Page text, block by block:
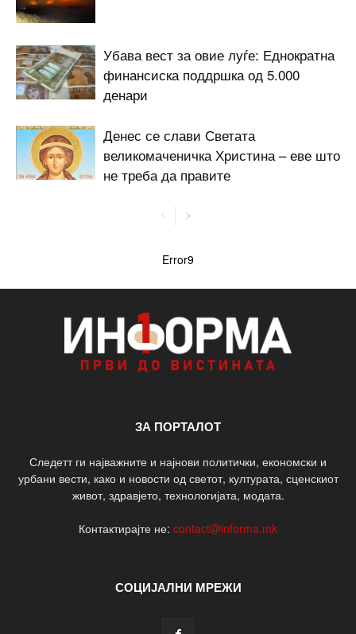
Убава вест за овие луѓе: Еднократна
финансиска поддршка од 5.000
денари
Денес се слави Светата
великомаченичка Христина – еве што
не треба да правите
Error9
ЗА ПОРТАЛОТ
Следетт ги најважните и најнови политички, економски и
урбани вести, како и новости од светот, културата, сценскиот
живот, здравјето, технологијата, модата.
Контактирајте не: contact@informa.mk
СОЦИЈАЛНИ МРЕЖИ